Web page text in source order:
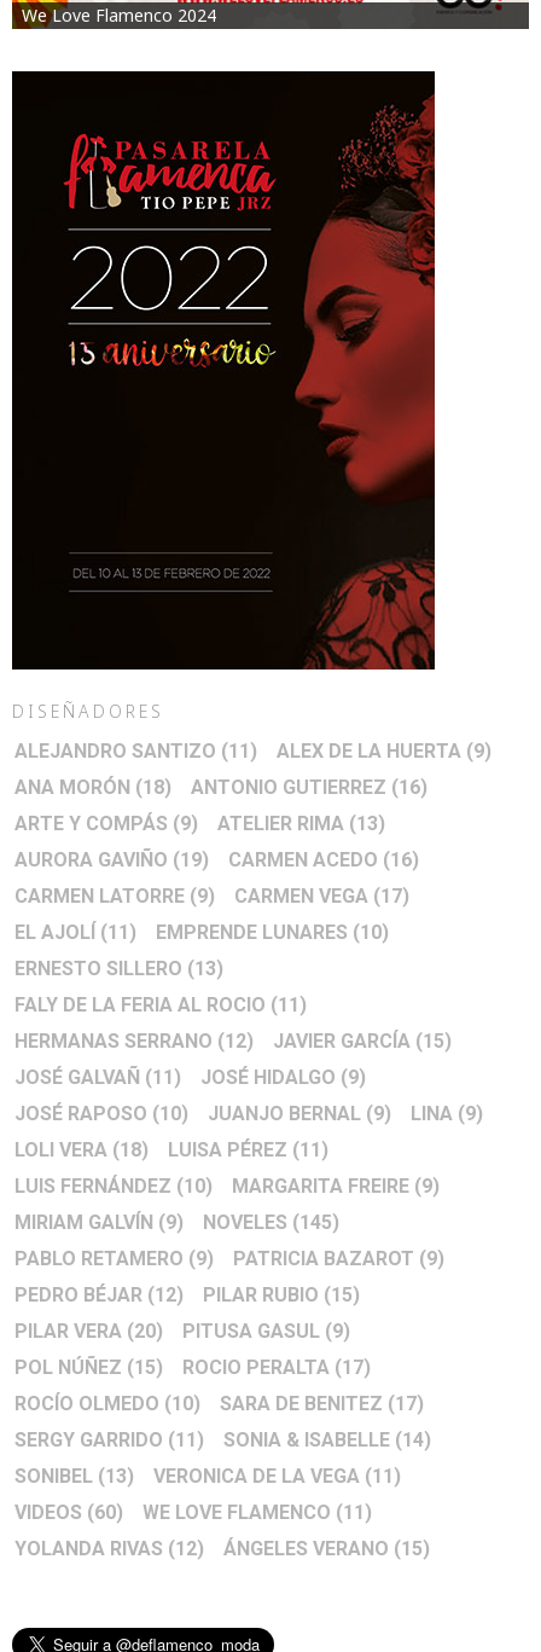
We Love Flamenco 2024
DISEÑADORES
ALEJANDRO SANTIZO (11) ALEX DE LA HUERTA (9)
ANA MORÓN (18) ANTONIO GUTIERREZ (16)
ARTE Y COMPÁS (9) ATELIER RIMA (13)
AURORA GAVIÑO (19) CARMEN ACEDO (16)
CARMEN LATORRE (9) CARMEN VEGA (17)
EL AJOLÍ (11) EMPRENDE LUNARES (10)
ERNESTO SILLERO (13)
FALY DE LA FERIA AL ROCIO (11)
HERMANAS SERRANO (12) JAVIER GARCÍA (15)
JOSÉ GALVAÑ (11) JOSÉ HIDALGO (9)
JOSÉ RAPOSO (10) JUANJO BERNAL (9) LINA (9)
LOLI VERA (18) LUISA PÉREZ (11)
LUIS FERNÁNDEZ (10) MARGARITA FREIRE (9)
MIRIAM GALVÍN (9) NOVELES (145)
PABLO RETAMERO (9) PATRICIA BAZAROT (9)
PEDRO BÉJAR (12) PILAR RUBIO (15)
PILAR VERA (20) PITUSA GASUL (9)
POL NÚÑEZ (15) ROCIO PERALTA (17)
ROCÍO OLMEDO (10) SARA DE BENITEZ (17)
SERGY GARRIDO (11) SONIA & ISABELLE (14)
SONIBEL (13) VERONICA DE LA VEGA (11)
VIDEOS (60) WE LOVE FLAMENCO (11)
YOLANDA RIVAS (12) ÁNGELES VERANO (15)